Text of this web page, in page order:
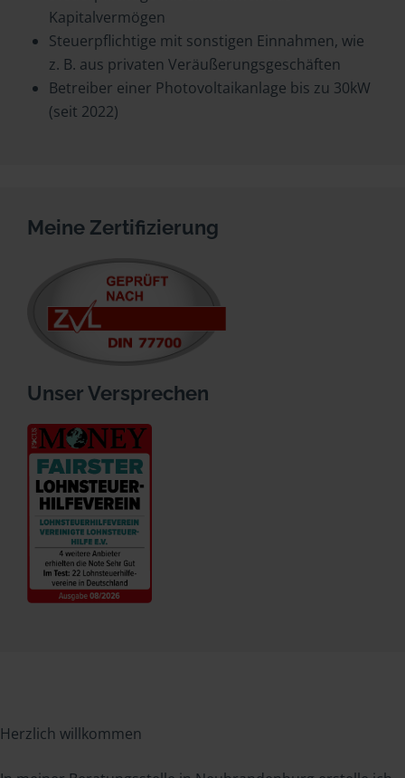
Kapitalvermögen
Steuerpflichtige mit sonstigen Einnahmen, wie
z. B. aus privaten Veräußerungsgeschäften
Betreiber einer Photovoltaikanlage bis zu 30kW
(seit 2022)
Meine Zertifizierung
Unser Versprechen
Herzlich willkommen